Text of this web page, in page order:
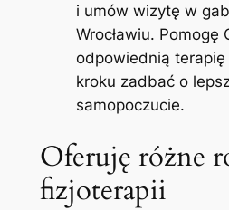
i umów wizytę w
Wrocławiu. Pomogę
odpowiednią terapię
kroku zadbać o
samopoczucie.
Oferuję różne
fizjoterapii